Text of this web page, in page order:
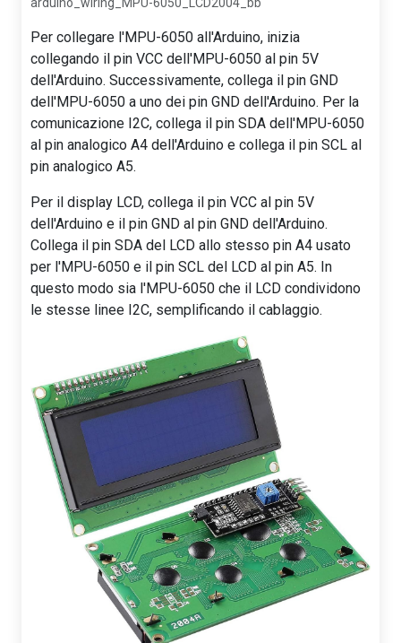
Per collegare l'MPU-6050 all'Arduino, inizia
collegando il pin VCC dell'MPU-6050 al pin 5V
dell'Arduino. Successivamente, collega il pin GND
dell'MPU-6050 a uno dei pin GND dell'Arduino. Per la
comunicazione I2C, collega il pin SDA dell'MPU-6050
al pin analogico A4 dell'Arduino e collega il pin SCL al
pin analogico A5.
Per il display LCD, collega il pin VCC al pin 5V
dell'Arduino e il pin GND al pin GND dell'Arduino.
Collega il pin SDA del LCD allo stesso pin A4 usato
per l'MPU-6050 e il pin SCL del LCD al pin A5. In
questo modo sia l'MPU-6050 che il LCD condividono
le stesse linee I2C, semplificando il cablaggio.